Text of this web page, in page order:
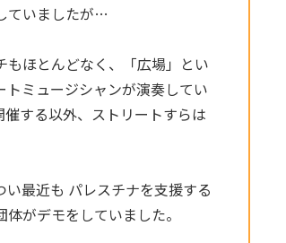
ていましたが…
ほとんどなく、「広場」とい
ミュージシャンが演奏してい
する以外、ストリートすらは
最近も パレスチナを支援する
がデモをしていました。